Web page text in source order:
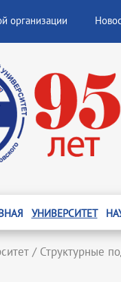
организации
УНИВЕРСИТЕТ
/ Структурные